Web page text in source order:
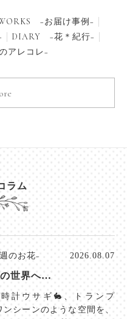
−お届け事例−
DIARY −花＊紀行−
アレコレ−
ラム
のお花− 2026.08.07
世界へ…
計ウサギ🐇、トランプ
シーンのような空間を、